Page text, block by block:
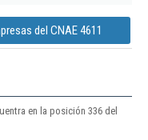
del CNAE 4611
en la posición 336 del